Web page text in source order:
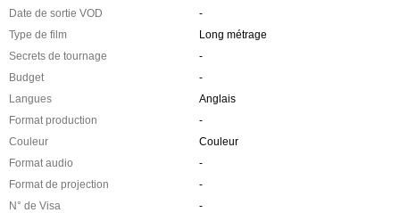
Date de sortie VOD
-
Type de film
Long métrage
Secrets de tournage
-
Budget
-
Langues
Anglais
Format production
-
Couleur
Couleur
Format audio
-
Format de projection
-
N° de Visa
-